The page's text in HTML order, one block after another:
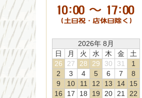
2026年 8月
日
月 火 水 木 金
土
26
27 28 29 30 31
1
2
3 4 5 6 7
8
9
10 11 12 13 14
15
16
17 18 19 20 21
22